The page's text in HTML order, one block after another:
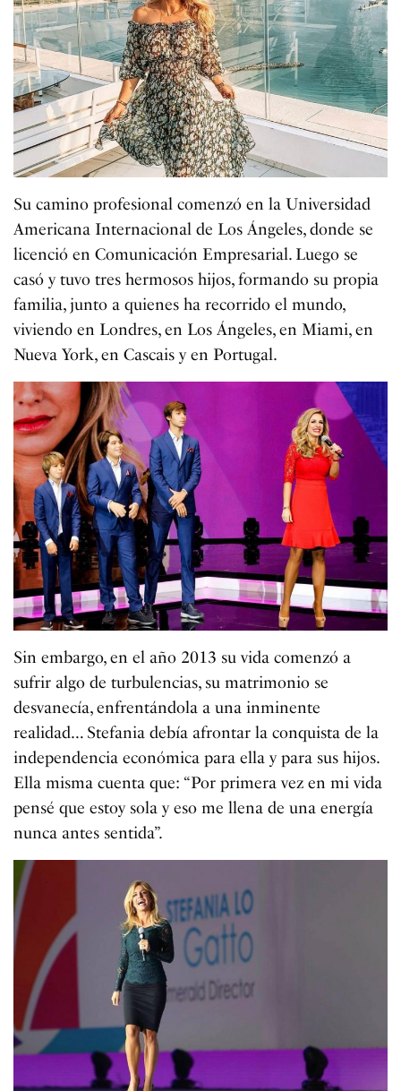
Su camino profesional comenzó en la Universidad
Americana Internacional de Los Ángeles, donde se
licenció en Comunicación Empresarial. Luego se
casó y tuvo tres hermosos hijos, formando su propia
familia, junto a quienes ha recorrido el mundo,
viviendo en Londres, en Los Ángeles, en Miami, en
Nueva York, en Cascais y en Portugal.
Sin embargo, en el año 2013 su vida comenzó a
sufrir algo de turbulencias, su matrimonio se
desvanecía, enfrentándola a una inminente
realidad… Stefania debía afrontar la conquista de la
independencia económica para ella y para sus hijos.
Ella misma cuenta que: “Por primera vez en mi vida
pensé que estoy sola y eso me llena de una energía
nunca antes sentida”.